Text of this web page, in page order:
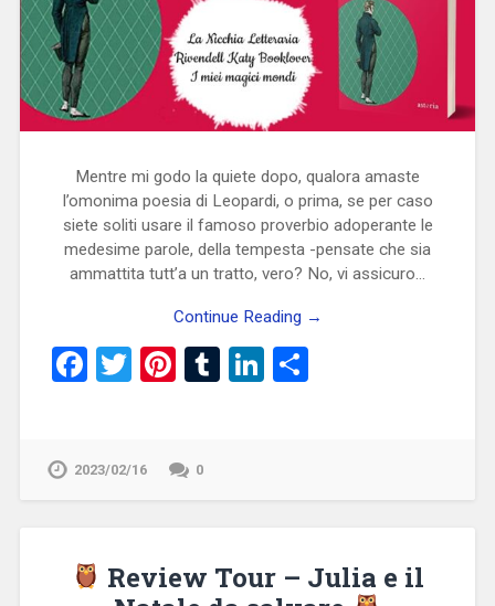
Mentre mi godo la quiete dopo, qualora amaste
l’omonima poesia di Leopardi, o prima, se per caso
siete soliti usare il famoso proverbio adoperante le
medesime parole, della tempesta -pensate che sia
ammattita tutt’a un tratto, vero? No, vi assicuro…
Continue Reading →
Facebook
Twitter
Pinterest
TumblrLinkedIn
Condividi
2023/02/16 0
Review Tour – Julia e il